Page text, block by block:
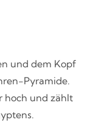
und dem Kopf
Pyramide.
hoch und zählt